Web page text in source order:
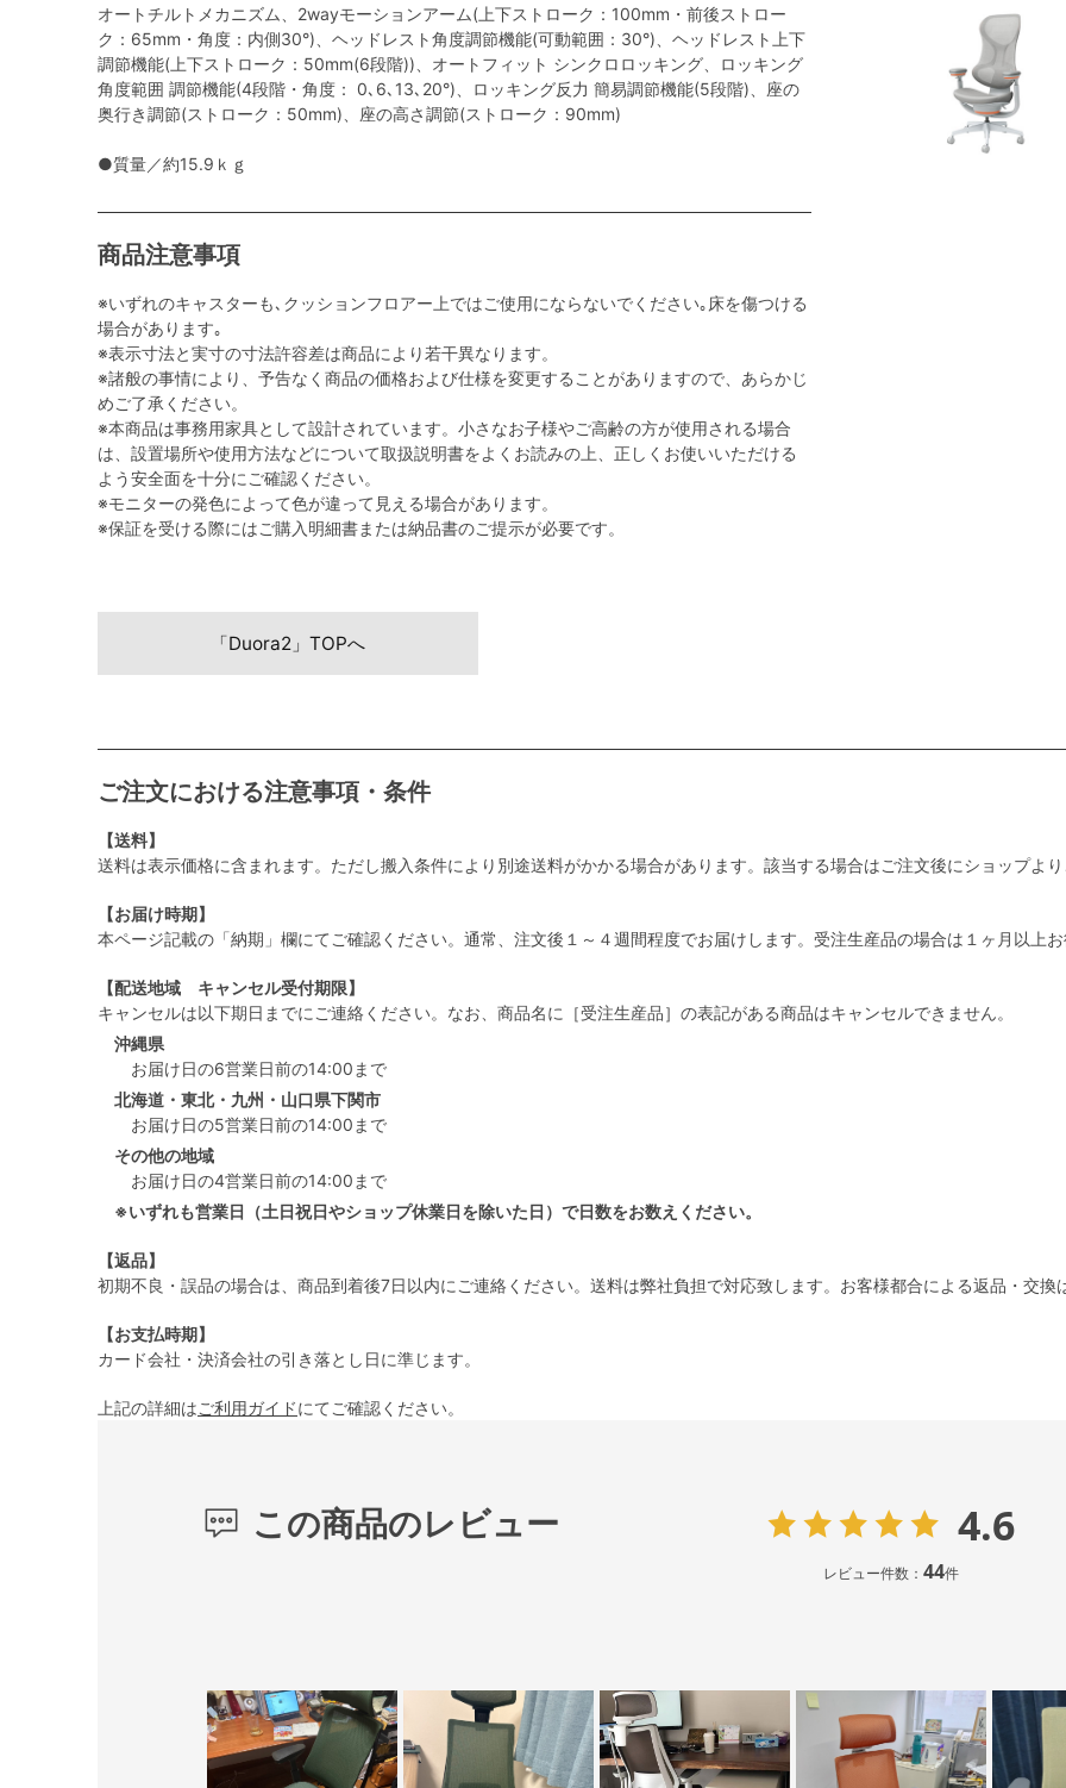
オートチルトメカニズム、2wayモーションアーム(上下ストローク：100mm・前後ストロー
ク：65mm・角度：内側30°)、ヘッドレスト角度調節機能(可動範囲：30°)、ヘッドレスト上下
調節機能(上下ストローク：50mm(6段階))、オートフィット シンクロロッキング、ロッキング
角度範囲 調節機能(4段階・角度： 0､6､13､20°)、ロッキング反力 簡易調節機能(5段階)、座の
奥行き調節(ストローク：50mm)、座の高さ調節(ストローク：90mm)
●質量／約15.9ｋｇ
商品注意事項
※いずれのキャスターも､クッションフロアー上ではご使用にならないでください｡床を傷つける
場合があります｡
※表示寸法と実寸の寸法許容差は商品により若干異なります。
※諸般の事情により、予告なく商品の価格および仕様を変更することがありますので、あらかじ
めご了承ください。
※本商品は事務用家具として設計されています。小さなお子様やご高齢の方が使用される場合
は、設置場所や使用方法などについて取扱説明書をよくお読みの上、正しくお使いいただける
よう安全面を十分にご確認ください。
※モニターの発色によって色が違って見える場合があります。
※保証を受ける際にはご購入明細書または納品書のご提示が必要です。
「Duora2」TOPへ
ご注文における注意事項・条件
【送料】
送料は表示価格に含まれます。ただし搬入条件により別途送料がかかる場合があります。該当する場合はご注文後にショップより
【お届け時期】
本ページ記載の「納期」欄にてご確認ください。通常、注文後１～４週間程度でお届けします。受注生産品の場合は１ヶ月以上お
【配送地域 キャンセル受付期限】
キャンセルは以下期日までにご連絡ください。なお、商品名に［受注生産品］の表記がある商品はキャンセルできません。
沖縄県
お届け日の6営業日前の14:00まで
北海道・東北・九州・山口県下関市
お届け日の5営業日前の14:00まで
その他の地域
お届け日の4営業日前の14:00まで
※いずれも営業日（土日祝日やショップ休業日を除いた日）で日数をお数えください。
【返品】
初期不良・誤品の場合は、商品到着後7日以内にご連絡ください。送料は弊社負担で対応致します。お客様都合による返品・交換
【お支払時期】
カード会社・決済会社の引き落とし日に準じます。
上記の詳細はご利用ガイドにてご確認ください。
この商品のレビュー 4.6
レビュー件数： 44件